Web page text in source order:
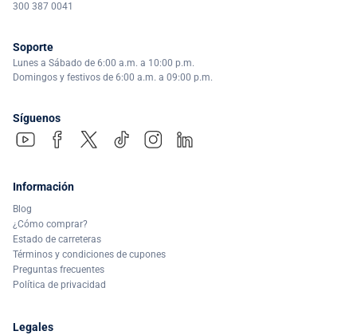
300 387 0041
Soporte
Lunes a Sábado de 6:00 a.m. a 10:00 p.m.
Domingos y festivos de 6:00 a.m. a 09:00 p.m.
Síguenos
Información
Blog
¿Cómo comprar?
Estado de carreteras
Términos y condiciones de cupones
Preguntas frecuentes
Política de privacidad
Legales